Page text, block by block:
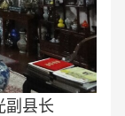
副县长